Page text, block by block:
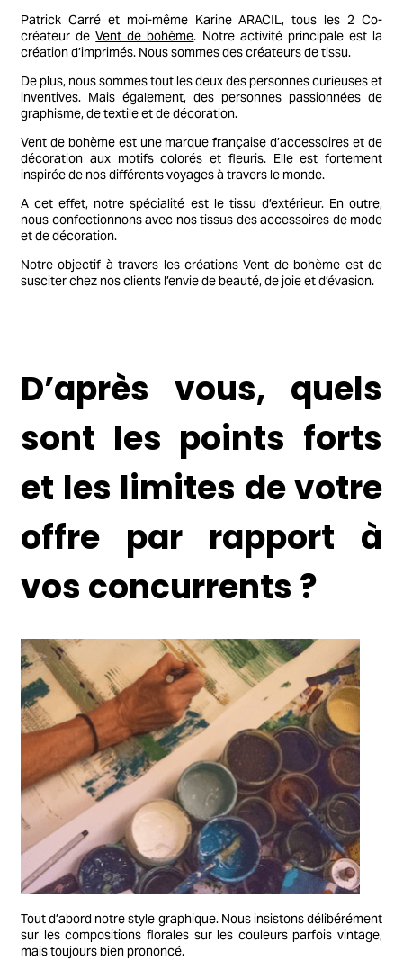
Patrick Carré et moi-même Karine ARACIL, tous les 2 Co-
créateur deVent de bohème. Notre activité principale est la
création d’imprimés. Nous sommes des créateurs de tissu.
De plus, nous sommes tout les deux des personnes curieuses et
inventives. Mais également, des personnes passionnées de
graphisme, de textile et de décoration.
Vent de bohème est une marque française d’accessoires et de
décoration aux motifs colorés et fleuris. Elle est fortement
inspirée de nos différents voyages à travers le monde.
A cet effet, notre spécialité est le tissu d’extérieur. En outre,
nous confectionnons avec nos tissus des accessoires de mode
et de décoration.
Notre objectif à travers les créations Vent de bohème est de
susciter chez nos clients l’envie de beauté, de joie et d’évasion.
D’après vous, quels
sont les points forts
et les limites de votre
offre par rapport à
vos concurrents ?
Tout d’abord notre style graphique. Nous insistons délibérément
sur les compositions florales sur les couleurs parfois vintage,
mais toujours bien prononcé.